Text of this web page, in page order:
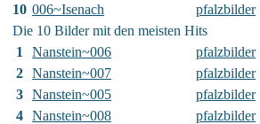
10 006~Isenach pfalzbilder
Die 10 Bilder mit den meisten Hits
1
Nanstein~006 pfalzbilder
2 Nanstein~007 pfalzbilder
3 Nanstein~005 pfalzbilder
4 Nanstein~008 pfalzbilder